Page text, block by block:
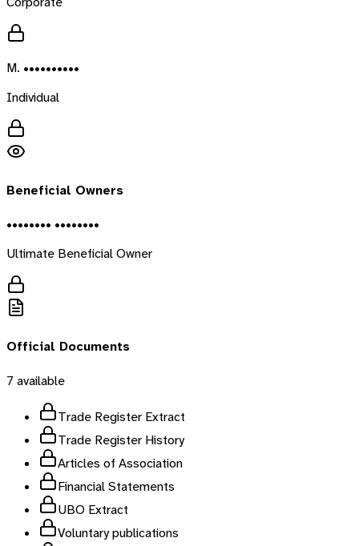
M. ••••••••••
Individual
Beneficial Owners
•••••••• ••••••••
Ultimate Beneficial Owner
Official Documents
7 available
Trade Register Extract
Trade Register History
Articles of Association
Financial Statements
UBO Extract
Voluntary publications